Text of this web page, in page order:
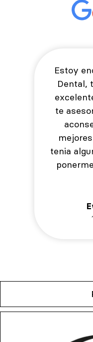
Estoy
Dental,
te
tenia